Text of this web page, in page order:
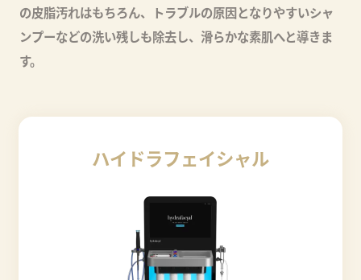
の皮脂汚れはもちろん、トラブルの原因となりやすいシャ
ンプーなどの洗い残しも除去し、滑らかな素肌へと導きま
す。
ハイドラフェイシャル